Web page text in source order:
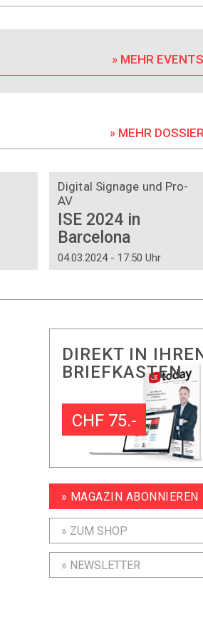
» MEHR
» MEHR
Digital Signage und Pro-
AV
ISE 2024 in
Barcelona
04.03.2024 - 17:50 Uhr
DIREKT IN
BRIEFKASTEN
CHF 75.-
» MAGAZIN ABONNIEREN
» ZUM SHOP
» NEWSLETTER